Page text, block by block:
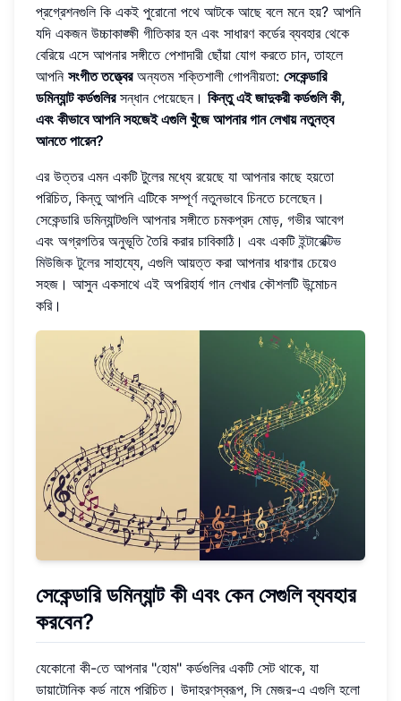
প্রগ্রেশনগুলি কি একই পুরোনো পথে আটকে আছে বলে মনে হয়? আপনি
যদি একজন উচ্চাকাঙ্ক্ষী গীতিকার হন এবং সাধারণ কর্ডের ব্যবহার থেকে
বেরিয়ে এসে আপনার সঙ্গীতে পেশাদারী ছোঁয়া যোগ করতে চান, তাহলে
আপনি সংগীত তত্ত্বেরঅন্যতম শক্তিশালী গোপনীয়তা: সেকেন্ডারি
ডমিন্যান্ট কর্ডগুলিরসন্ধান পেয়েছেন। কিন্তু এই জাদুকরী কর্ডগুলি কী,
এবং কীভাবে আপনি সহজেই এগুলি খুঁজে আপনার গান লেখায় নতুনত্ব
আনতে পারেন?
এর উত্তর এমন একটি টুলের মধ্যে রয়েছে যা আপনার কাছে হয়তো
পরিচিত, কিন্তু আপনি এটিকে সম্পূর্ণ নতুনভাবে চিনতে চলেছেন।
সেকেন্ডারি ডমিন্যান্টগুলি আপনার সঙ্গীতে চমকপ্রদ মোড়, গভীর আবেগ
এবং অগ্রগতির অনুভূতি তৈরি করার চাবিকাঠি। এবং একটিইন্টারেক্টিভ
মিউজিক টুলেরসাহায্যে, এগুলি আয়ত্ত করা আপনার ধারণার চেয়েও
সহজ। আসুন একসাথে এই অপরিহার্য গান লেখার কৌশলটি উন্মোচন
করি।
সেকেন্ডারি ডমিন্যান্ট কী এবং কেন সেগুলি ব্যবহার
করবেন?
যেকোনো কী-তে আপনার "হোম" কর্ডগুলির একটি সেট থাকে, যা
ডায়াটোনিক কর্ড নামে পরিচিত। উদাহরণস্বরূপ, সি মেজর-এ এগুলি হলো